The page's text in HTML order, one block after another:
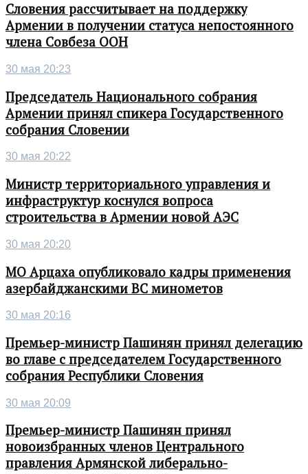
Словения рассчитывает на поддержку
Армении в получении статуса непостоянного
члена Совбеза ООН
30 мая 20:23
Председатель Национального собрания
Армении принял спикера Государственного
собрания Словении
30 мая 20:22
Министр территориального управления и
инфраструктур коснулся вопроса
строительства в Армении новой АЭС
30 мая 20:20
МО Арцаха опубликовало кадры применения
азербайджанскими ВС минометов
30 мая 20:16
Премьер-министр Пашинян принял делегацию
во главе с председателем Государственного
собрания Республики Словения
30 мая 20:09
Премьер-министр Пашинян принял
новоизбранных членов Центрального
правления Армянской либерально-